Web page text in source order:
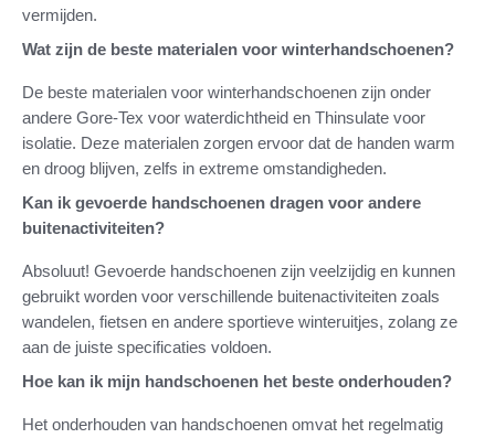
vermijden.
Wat zijn de beste materialen voor winterhandschoenen?
De beste materialen voor winterhandschoenen zijn onder
andere Gore-Tex voor waterdichtheid en Thinsulate voor
isolatie. Deze materialen zorgen ervoor dat de handen warm
en droog blijven, zelfs in extreme omstandigheden.
Kan ik gevoerde handschoenen dragen voor andere
buitenactiviteiten?
Absoluut! Gevoerde handschoenen zijn veelzijdig en kunnen
gebruikt worden voor verschillende buitenactiviteiten zoals
wandelen, fietsen en andere sportieve winteruitjes, zolang ze
aan de juiste specificaties voldoen.
Hoe kan ik mijn handschoenen het beste onderhouden?
Het onderhouden van handschoenen omvat het regelmatig